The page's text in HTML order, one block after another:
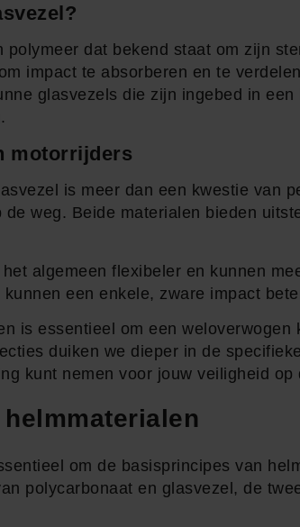
dat bekend staat om zijn
impact te absorberen en te
glasvezels die zijn ingebed in
motorrijders
is meer dan een kwestie van
weg. Beide materialen bieden
algemeen flexibeler en kunnen
een enkele, zware impact
is essentieel om een
duiken we dieper in de
kunt nemen voor jouw veiligheid op
om de basisprincipes van
polycarbonaat en glasvezel, de